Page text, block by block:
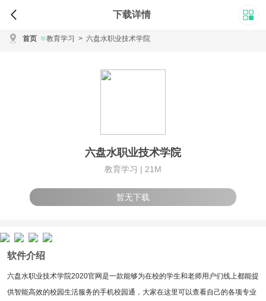
下载详情
首页 教育学习 > 六盘水职业技术学院
六盘水职业技术学院
教育学习 | 21M
暂无下载
软件介绍
六盘水职业技术学院2020官网是一款能够为在校的学生和老师用户们线上都能提
供智能高效的校园生活服务的手机校园通，大家在这里可以查看自己的各项专业